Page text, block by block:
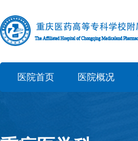
医院首页 医院概况